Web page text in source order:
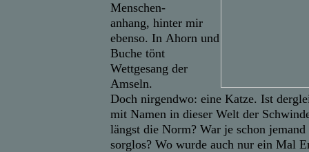
Menschen-
anhang, hinter mir
ebenso. In Ahorn und
Buche tönt
Wettgesang der
Amseln.
Doch nirgendwo: eine Katze. Ist
mit Namen in dieser Welt der
längst die Norm? War je schon
sorglos? Wo wurde auch nur ein Mal